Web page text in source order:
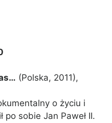
(Polska, 2011),
o życiu i
po sobie Jan Paweł II.